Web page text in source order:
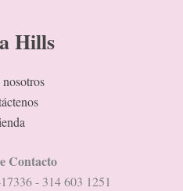
Hills
Contacto
- 314 603 1251